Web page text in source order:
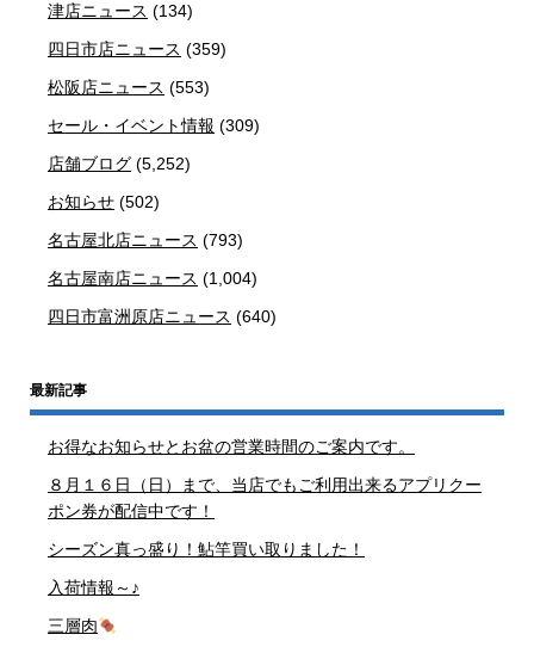
津店ニュース (134)
四日市店ニュース (359)
松阪店ニュース (553)
セール・イベント情報 (309)
店舗ブログ (5,252)
お知らせ (502)
名古屋北店ニュース (793)
名古屋南店ニュース (1,004)
四日市富洲原店ニュース (640)
最新記事
お得なお知らせとお盆の営業時間のご案内です。
８月１６日（日）まで、当店でもご利用出来るアプリクー
ポン券が配信中です！
シーズン真っ盛り！鮎竿買い取りました！
入荷情報～♪
三層肉